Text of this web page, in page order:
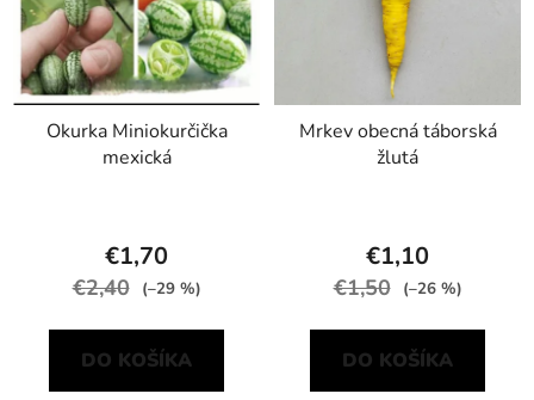
Okurka Miniokurčička
mexická
€1,70
€2,40 (–29 %)
DO KOŠÍKA
Mrkev obecná táborská
žlutá
€1,10
€1,50 (–26 %)
DO KOŠÍKA